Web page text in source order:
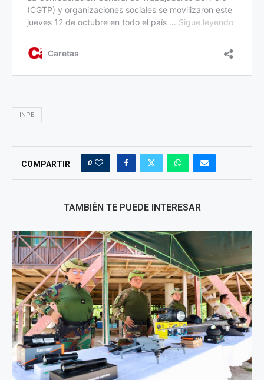
INPE
COMPARTIR 0
TAMBIÉN TE PUEDE INTERESAR